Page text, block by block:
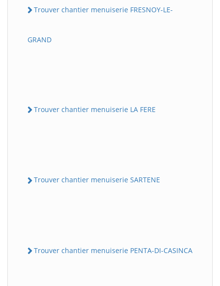
Trouver chantier menuiserie FRESNOY-LE-
GRAND
Trouver chantier menuiserie LA FERE
Trouver chantier menuiserie SARTENE
Trouver chantier menuiserie PENTA-DI-CASINCA